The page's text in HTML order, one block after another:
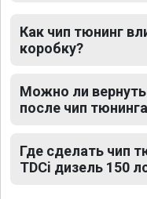
Как чип тюнинг
коробку?
Можно ли
после чип
Где сделать чип
TDCi дизель 150